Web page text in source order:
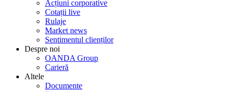
Acțiuni corporative
Cotații live
Rulaje
Market news
Sentimentul clienților
Despre noi
OANDA Group
Carieră
Altele
Documente